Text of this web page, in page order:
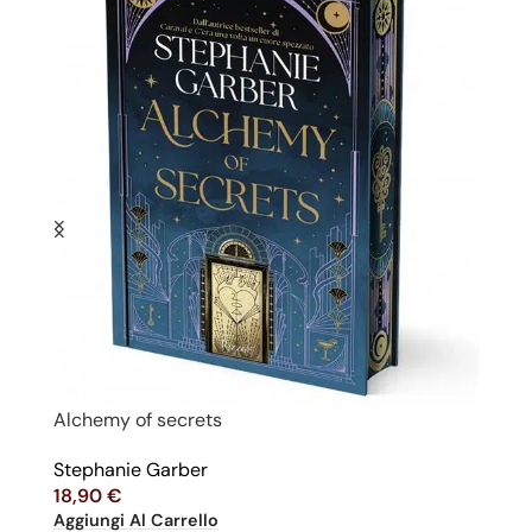
Alchemy of secrets
Stephanie Garber
18,90€
Aggiungi Al Carrello